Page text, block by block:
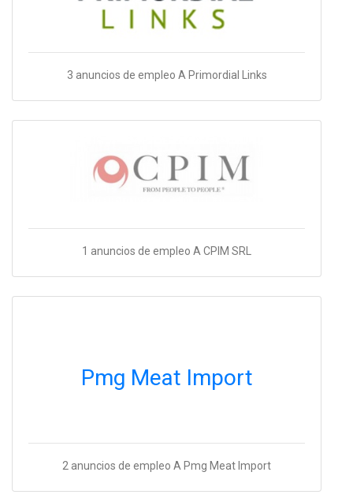
3 anuncios de empleo A Primordial Links
1 anuncios de empleo A CPIM SRL
Pmg Meat Import
2 anuncios de empleo A Pmg Meat Import